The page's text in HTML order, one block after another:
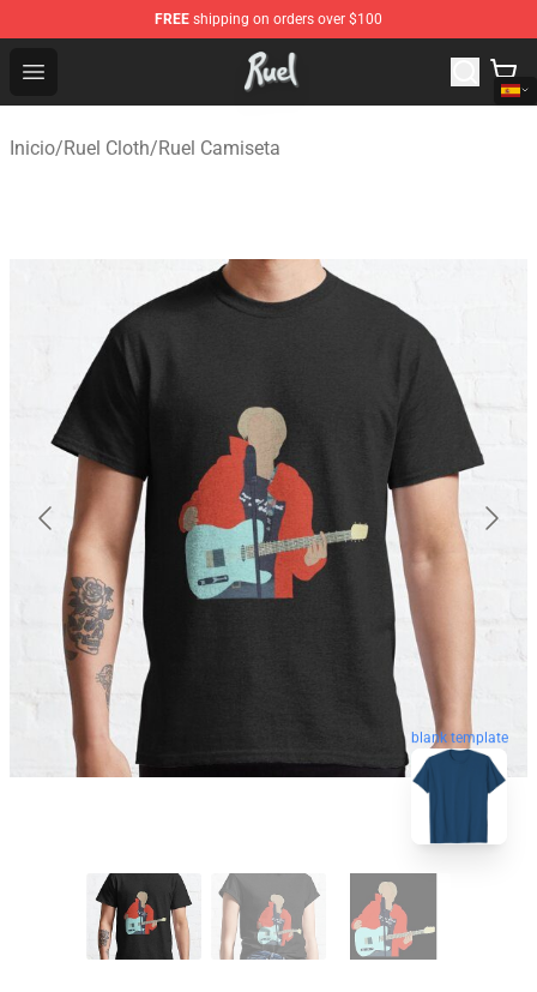
FREE shipping on orders over $100
Open menu
Ruel Store - Official Ruel Merchandise Shop
Inicio/Ruel Cloth/Ruel Camiseta
blank template